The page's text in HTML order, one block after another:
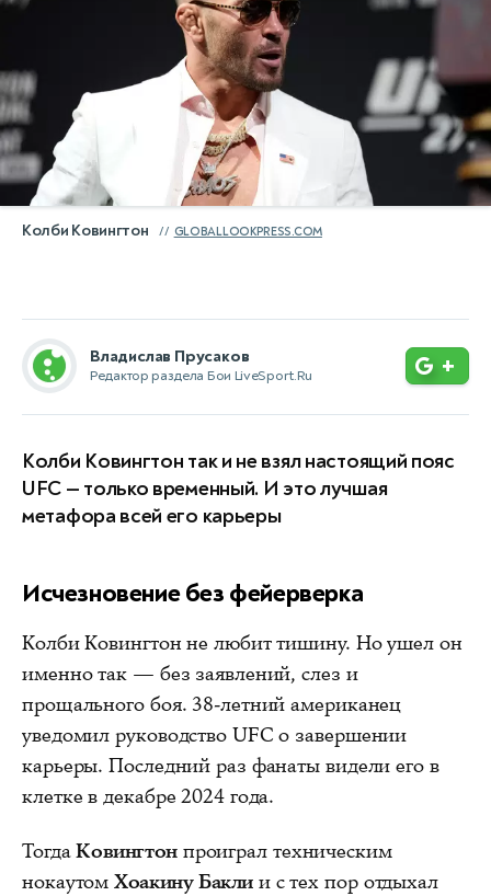
Колби Ковингтон GLOBALLOOKPRESS.COM
Владислав Прусаков
Редактор раздела Бои LiveSport.Ru +
Колби Ковингтон так и не взял настоящий пояс
UFC — только временный. И это лучшая
метафора всей его карьеры
Исчезновение без фейерверка
Колби Ковингтон не любит тишину. Но ушел он
именно так — без заявлений, слез и
прощального боя. 38-летний американец
уведомил руководство UFC о завершении
карьеры. Последний раз фанаты видели его в
клетке в декабре 2024 года.
ТогдаКовингтонпроиграл техническим
нокаутомХоакину Баклии с тех пор отдыхал